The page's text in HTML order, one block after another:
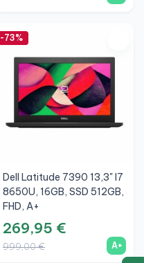
-73%
Dell Latitude 7390 13,3" I7
8650U, 16GB, SSD 512GB,
FHD, A+
269,95 €
999,00 € A+